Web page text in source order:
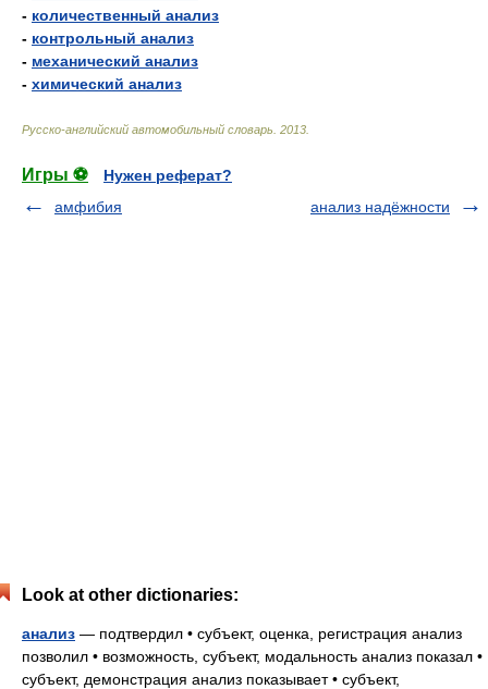
- количественный анализ
- контрольный анализ
- механический анализ
- химический анализ
Русско-английский автомобильный словарь 2013
Игры ⚽
Нужен реферат?
амфибия
анализ надёжности
Look at other dictionaries:
анализ — подтвердил • субъект, оценка, регистрация анализ
позволил • возможность, субъект, модальность анализ показал •
субъект, демонстрация анализ показывает • субъект,